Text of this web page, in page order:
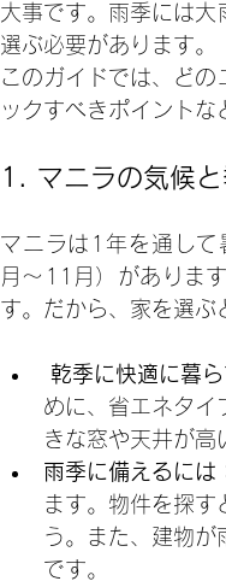
大事です。雨季には大
選ぶ必要があります。
このガイドでは、ど
ックすべきポイントな
1. マニラの気候
マニラは1年を通し
月〜11月）がありま
す。だから、家を選ぶ
乾季に快適に暮ら
めに、省エネタイ
きな窓や天井が高
雨季に備えるには
ます。物件を探す
う。また、建物が
です。